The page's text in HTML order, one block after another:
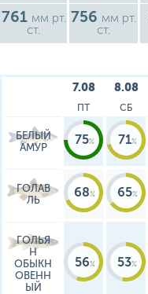
761 мм рт.
ст.
756 мм рт.
ст.
7.08
ПТ
8.08
СБ
БЕЛЫЙ
АМУР
75 71
ГОЛАВ
ЛЬ
68 65
ГОЛЬЯ
Н
ОБЫКН
ОВЕНН
ЫЙ
56 53